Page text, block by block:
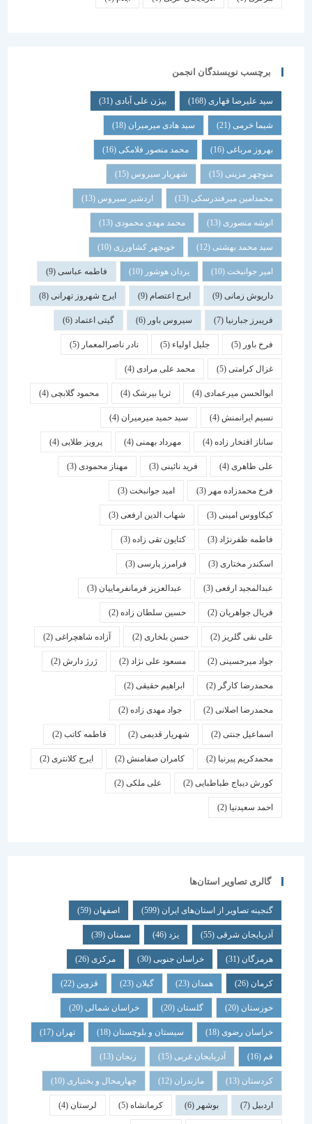
برچسب نویسندگان انجمن
سید علیرضا قهاری(168) بیژن علی آبادی(31)
شیما خرمی(21) سید هادی میرمیران(18)
بهروز مرباغی (16) محمد منصور فلامکی (16)
منوچهر مزینی(15) شهریار سیروس(15)
محمدامین میرفندرسکی(13) اردشیر سیروس(13)
انوشه منصوری(13) محمد مهدی محمودی(13)
سید محمد بهشتی(12) خوبچهر کشاورزی(10)
امیر جوانبخت(10) یزدان هوشور(10) فاطمه عباسی(9)
داریوش زمانی(9) ایرج اعتصام(9) ایرج شهروز تهرانی(8)
فریبرز جبارنیا(7) سیروس باور(6) گیتی اعتماد(6)
فرخ باور(5) جلیل اولیاء(5) نادر ناصرالمعمار (5)
غزال کرامتی(5) محمد علی مرادی(4)
ابوالحسن میرعمادی(4) ثریا بیرشک(4) محمود گلابچی(4)
نسیم ایرانمنش(4) سید حمید میرمیران(4)
ساناز افتخار زاده(4) مهرداد بهمنی (4) پرویز طلایی(4)
علی طاهری(4) فرید نائینی(3) مهناز محمودی(3)
فرخ محمدزاده مهر(3) امید جوانبخت(3)
کیکاووس امینی(3) شهاب الدین ارفعی(3)
فاطمه ظفرنژاد(3) کتایون تقی زاده(3)
اسكندر مختاری (3) فرامرز پارسی(3)
عبدالمجید ارفعی(3) عبدالعزیز فرمانفرماییان(3)
فریال جواهریان(2) حسین سلطان زاده(2)
علی نقی گلریز(2) حسن بلخاری(2) آزاده شاهچراغی(2)
جواد میرحسینی(2) مسعود علی نژاد(2) ژرژ دارش (2)
محمدرضا کارگر(2) ابراهیم حقیقی(2)
محمدرضا اصلانی(2) جواد مهدی زاده(2)
اسماعیل جنتی(2) شهریار قدیمی(2) فاطمه کاتب(2)
محمدکریم پیرنیا (2) کامران صفامنش(2) ایرج کلانتری (2)
کورش دیباج طباطبایی(2) علی ملکی(2)
احمد سعیدنیا (2)
گالری تصاویر استان‌ها
گنجینه تصاویر از استان‌های ایران(599) اصفهان (59)
آذربایجان شرقی(55) یزد سمنان (39)
هرمزگان(31) خراسان جنوبی(30) مرکزی (26)
همدان گیلان قزوین
خوزستان(20) گلستان (20) خراسان شمالی(20)
خراسان رضوی(18) سیستان و بلوچستان(18) تهران
آذربایجان غربی(15) زنجان
کردستان(13) مازندران(12) چهارمحال و بختیاری (10)
بوشهر کرمانشاه(5) لرستان (4)